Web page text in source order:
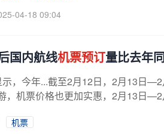
04-18 09:04
国内航线机票预订量比去年
，今年...截至2月12日，2月13日
，机票价格也更加实惠，2月13日
机票